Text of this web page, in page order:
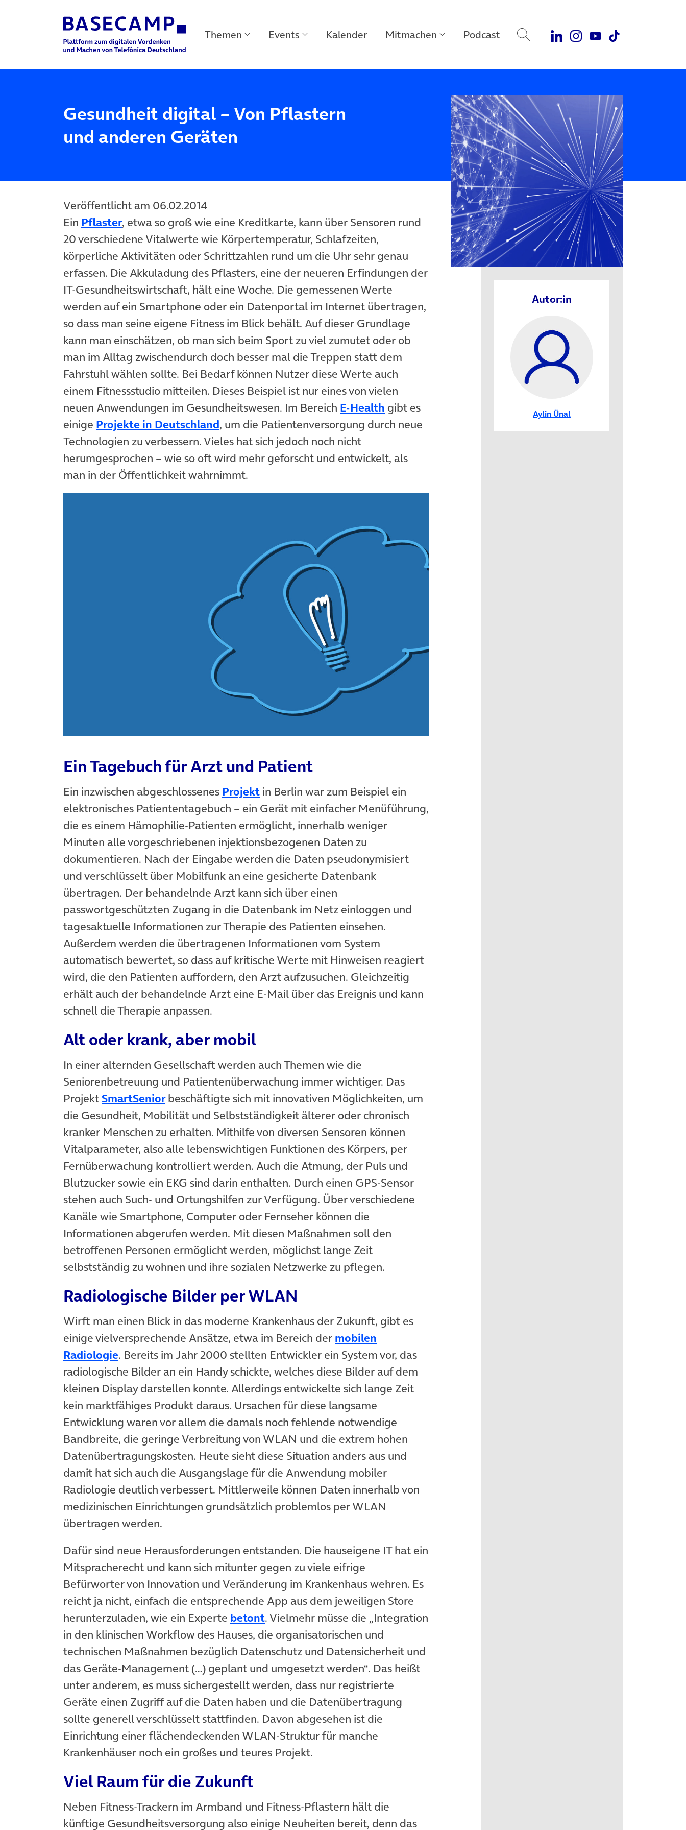
Main Navigation Themen Events Kalender Mitmachen Podcast
Gesundheit digital – Von Pflastern
und anderen Geräten
Veröffentlicht am 06.02.2014
Ein Pflaster, etwa so groß wie eine Kreditkarte, kann über Sensoren rund
20 verschiedene Vitalwerte wie Körpertemperatur, Schlafzeiten,
körperliche Aktivitäten oder Schrittzahlen rund um die Uhr sehr genau
erfassen. Die Akkuladung des Pflasters, eine der neueren Erfindungen der
IT-Gesundheitswirtschaft, hält eine Woche. Die gemessenen Werte
werden auf ein Smartphone oder ein Datenportal im Internet übertragen,
so dass man seine eigene Fitness im Blick behält. Auf dieser Grundlage
kann man einschätzen, ob man sich beim Sport zu viel zumutet oder ob
man im Alltag zwischendurch doch besser mal die Treppen statt dem
Fahrstuhl wählen sollte. Bei Bedarf können Nutzer diese Werte auch
einem Fitnessstudio mitteilen. Dieses Beispiel ist nur eines von vielen
neuen Anwendungen im Gesundheitswesen. Im Bereich E-Health gibt es
einige Projekte in Deutschland, um die Patientenversorgung durch neue
Technologien zu verbessern. Vieles hat sich jedoch noch nicht
herumgesprochen – wie so oft wird mehr geforscht und entwickelt, als
man in der Öffentlichkeit wahrnimmt.
Ein Tagebuch für Arzt und Patient
Ein inzwischen abgeschlossenes Projekt in Berlin war zum Beispiel ein
elektronisches Patiententagebuch – ein Gerät mit einfacher Menüführung,
die es einem Hämophilie-Patienten ermöglicht, innerhalb weniger
Minuten alle vorgeschriebenen injektionsbezogenen Daten zu
dokumentieren. Nach der Eingabe werden die Daten pseudonymisiert
und verschlüsselt über Mobilfunk an eine gesicherte Datenbank
übertragen. Der behandelnde Arzt kann sich über einen
passwortgeschützten Zugang in die Datenbank im Netz einloggen und
tagesaktuelle Informationen zur Therapie des Patienten einsehen.
Außerdem werden die übertragenen Informationen vom System
automatisch bewertet, so dass auf kritische Werte mit Hinweisen reagiert
wird, die den Patienten auffordern, den Arzt aufzusuchen. Gleichzeitig
erhält auch der behandelnde Arzt eine E-Mail über das Ereignis und kann
schnell die Therapie anpassen.
Alt oder krank, aber mobil
In einer alternden Gesellschaft werden auch Themen wie die
Seniorenbetreuung und Patientenüberwachung immer wichtiger. Das
Projekt SmartSeniorbeschäftigte sich mit innovativen Möglichkeiten, um
die Gesundheit, Mobilität und Selbstständigkeit älterer oder chronisch
kranker Menschen zu erhalten. Mithilfe von diversen Sensoren können
Vitalparameter, also alle lebenswichtigen Funktionen des Körpers, per
Fernüberwachung kontrolliert werden. Auch die Atmung, der Puls und
Blutzucker sowie ein EKG sind darin enthalten. Durch einen GPS-Sensor
stehen auch Such- und Ortungshilfen zur Verfügung. Über verschiedene
Kanäle wie Smartphone, Computer oder Fernseher können die
Informationen abgerufen werden. Mit diesen Maßnahmen soll den
betroffenen Personen ermöglicht werden, möglichst lange Zeit
selbstständig zu wohnen und ihre sozialen Netzwerke zu pflegen.
Radiologische Bilder per WLAN
Wirft man einen Blick in das moderne Krankenhaus der Zukunft, gibt es
einige vielversprechende Ansätze, etwa im Bereich der mobilen
Radiologie. Bereits im Jahr 2000 stellten Entwickler ein System vor, das
radiologische Bilder an ein Handy schickte, welches diese Bilder auf dem
kleinen Display darstellen konnte. Allerdings entwickelte sich lange Zeit
kein marktfähiges Produkt daraus. Ursachen für diese langsame
Entwicklung waren vor allem die damals noch fehlende notwendige
Bandbreite, die geringe Verbreitung von WLAN und die extrem hohen
Datenübertragungskosten. Heute sieht diese Situation anders aus und
damit hat sich auch die Ausgangslage für die Anwendung mobiler
Radiologie deutlich verbessert. Mittlerweile können Daten innerhalb von
medizinischen Einrichtungen grundsätzlich problemlos per WLAN
übertragen werden.
Dafür sind neue Herausforderungen entstanden. Die hauseigene IT hat ein
Mitspracherecht und kann sich mitunter gegen zu viele eifrige
Befürworter von Innovation und Veränderung im Krankenhaus wehren. Es
reicht ja nicht, einfach die entsprechende App aus dem jeweiligen Store
herunterzuladen, wie ein Experte betont. Vielmehr müsse die „Integration
in den klinischen Workflow des Hauses, die organisatorischen und
technischen Maßnahmen bezüglich Datenschutz und Datensicherheit und
das Geräte-Management (…) geplant und umgesetzt werden“. Das heißt
unter anderem, es muss sichergestellt werden, dass nur registrierte
Geräte einen Zugriff auf die Daten haben und die Datenübertragung
sollte generell verschlüsselt stattfinden. Davon abgesehen ist die
Einrichtung einer flächendeckenden WLAN-Struktur für manche
Krankenhäuser noch ein großes und teures Projekt.
Viel Raum für die Zukunft
Neben Fitness-Trackern im Armband und Fitness-Pflastern hält die
künftige Gesundheitsversorgung also einige Neuheiten bereit, denn das
Autor:in
Aylin Ünal